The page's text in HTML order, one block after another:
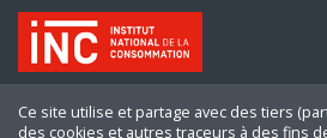
Ce site utilise et partage avec des tiers
des cookies et autres traceurs à des fins